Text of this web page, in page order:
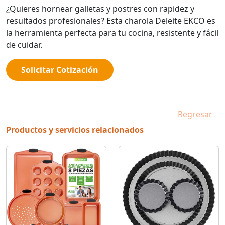
¿Quieres hornear galletas y postres con rapidez y
resultados profesionales? Esta charola Deleite EKCO es
la herramienta perfecta para tu cocina, resistente y fácil
de cuidar.
Solicitar Cotización
Regresar
Productos y servicios relacionados